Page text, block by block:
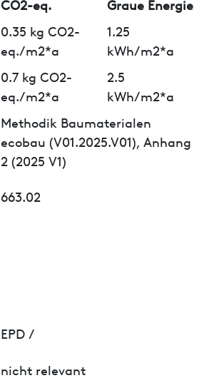
CO2-eq.
Graue Energie
0.35 kg CO2-
eq./m2*a
1.25
kWh/m2*a
0.7 kg CO2-
eq./m2*a
2.5
kWh/m2*a
Methodik Baumaterialen
ecobau (V01.2025.V01), Anhang
2 (2025 V1)
663.02
EPD /
nicht relevant